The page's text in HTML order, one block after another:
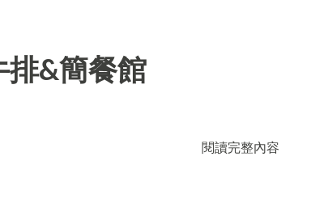
排&簡餐館
閱讀完整內容